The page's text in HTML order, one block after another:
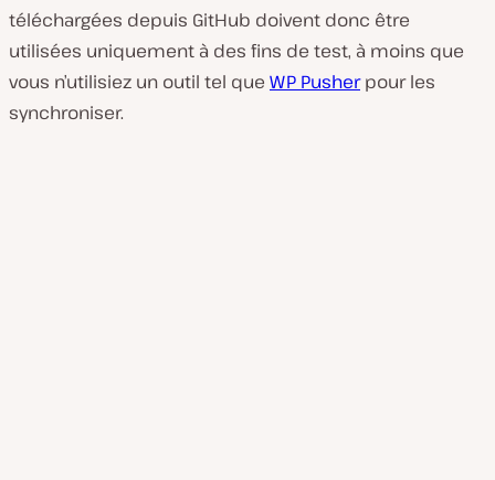
téléchargées depuis GitHub doivent donc être
utilisées uniquement à des fins de test, à moins que
vous n’utilisiez un outil tel que WP Pusherpour les
synchroniser.